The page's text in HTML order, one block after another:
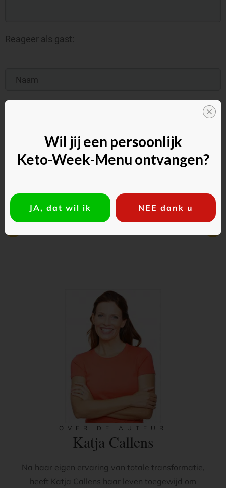
Reageer als gast:
Commentaar toevoegen
OVER DE AUTEUR
Katja Callens
Na haar eigen ervaring van totale transformatie,
heeft Katja Callens haar leven toegewijd om
Wil jij een persoonlijk
Keto-Week-Menu ontvangen?
JA, dat wil ik NEE dank u